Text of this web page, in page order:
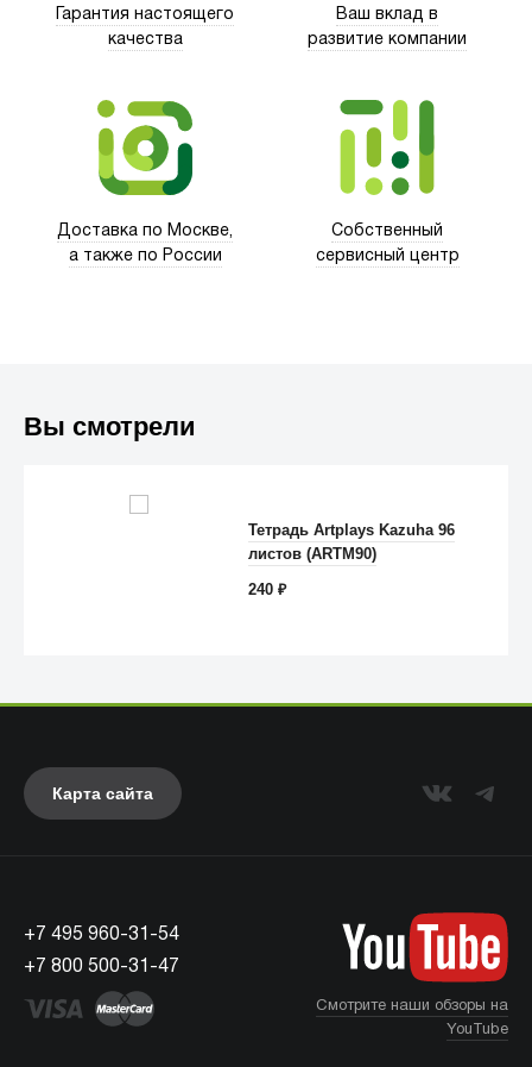
Anker
Гарантия настоящего
качества
Ваш вклад в
развитие компании
Доставка по Москве,
а также по России
Собственный
сервисный центр
Вы смотрели
Тетрадь Artplays Kazuha 96
листов (ARTM90)
240₽
Карта сайта
+7 495 960-31-54
+7 800 500-31-47
Смотрите наши обзоры на
YouTube